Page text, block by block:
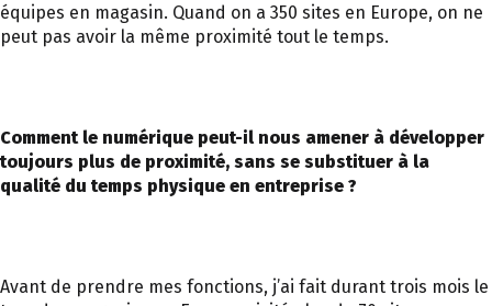
équipes en magasin. Quand on a 350 sites en Europe, on ne
peut pas avoir la même proximité tout le temps.
Comment le numérique peut-il nous amener à développer
toujours plus de proximité, sans se substituer à la
qualité du temps physique en entreprise ?
Avant de prendre mes fonctions, j’ai fait durant trois mois le